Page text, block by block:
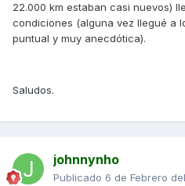
22.000 km estaban casi nuevos)
condiciones (alguna vez llegué a
puntual y muy anecdótica).
Saludos.
johnnynho
Publicado 6 de Febrero